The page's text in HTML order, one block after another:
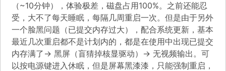
（~10分钟），体验极差，磁盘占用100%。之前还能忍
受，大不了每天睡眠，每隔几周重启一次。但是由于另外
一个脸黑问题（已提交内存过大），配合系统更新，基本
最近几次重启都不是计划内的，都是在使用中出现已提交
内存满了-> 黑屏（盲猜掉核显驱动）-> 无视频输出。可
以按电源键进入休眠，但是屏幕黑漆漆，只能强制重启，